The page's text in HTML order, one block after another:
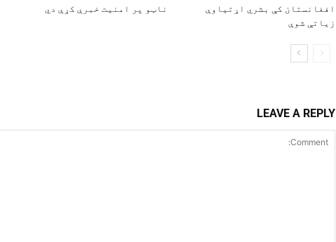
افغانستان کې بشري اړتیاوې
زیاتې شوې
ناټو پر امنیت خبرې کړې دي
LEAVE A REPLY